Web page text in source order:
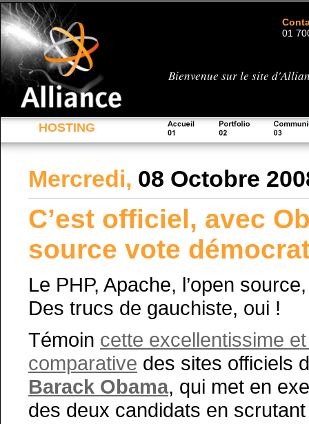
01
Bienvenue sur le site
HOSTING
Mercredi, 08 Octobre
C’est officiel, avec
source vote
Le PHP, Apache, l’open
Des trucs de gauchiste, oui !
Témoin cette excellentissime
comparative des sites officiels
Barack Obama, qui met en
des deux candidats en